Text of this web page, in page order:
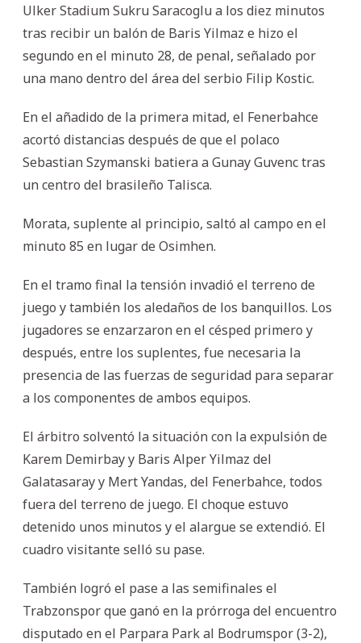
Ulker Stadium Sukru Saracoglu a los diez minutos
tras recibir un balón de Baris Yilmaz e hizo el
segundo en el minuto 28, de penal, señalado por
una mano dentro del área del serbio Filip Kostic.
En el añadido de la primera mitad, el Fenerbahce
acortó distancias después de que el polaco
Sebastian Szymanski batiera a Gunay Guvenc tras
un centro del brasileño Talisca.
Morata, suplente al principio, saltó al campo en el
minuto 85 en lugar de Osimhen.
En el tramo final la tensión invadió el terreno de
juego y también los aledaños de los banquillos. Los
jugadores se enzarzaron en el césped primero y
después, entre los suplentes, fue necesaria la
presencia de las fuerzas de seguridad para separar
a los componentes de ambos equipos.
El árbitro solventó la situación con la expulsión de
Karem Demirbay y Baris Alper Yilmaz del
Galatasaray y Mert Yandas, del Fenerbahce, todos
fuera del terreno de juego. El choque estuvo
detenido unos minutos y el alargue se extendió. El
cuadro visitante selló su pase.
También logró el pase a las semifinales el
Trabzonspor que ganó en la prórroga del encuentro
disputado en el Parpara Park al Bodrumspor (3-2),